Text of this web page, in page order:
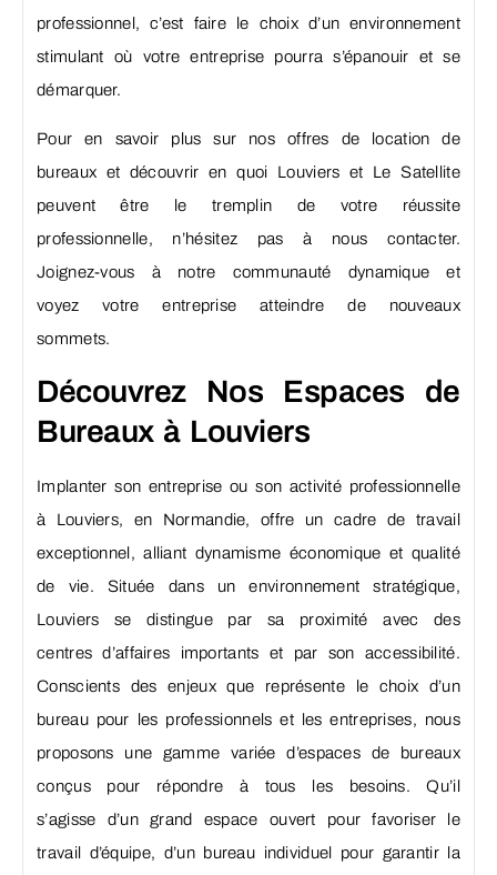
professionnel, c’est faire le choix d’un environnement
stimulant où votre entreprise pourra s’épanouir et se
démarquer.
Pour en savoir plus sur nos offres de location de
bureaux et découvrir en quoi Louviers et Le Satellite
peuvent être le tremplin de votre réussite
professionnelle, n’hésitez pas à nous contacter.
Joignez-vous à notre communauté dynamique et
voyez votre entreprise atteindre de nouveaux
sommets.
Découvrez Nos Espaces de
Bureaux à Louviers
Implanter son entreprise ou son activité professionnelle
à Louviers, en Normandie, offre un cadre de travail
exceptionnel, alliant dynamisme économique et qualité
de vie. Située dans un environnement stratégique,
Louviers se distingue par sa proximité avec des
centres d’affaires importants et par son accessibilité.
Conscients des enjeux que représente le choix d’un
bureau pour les professionnels et les entreprises, nous
proposons une gamme variée d’espaces de bureaux
conçus pour répondre à tous les besoins. Qu’il
s’agisse d’un grand espace ouvert pour favoriser le
travail d’équipe, d’un bureau individuel pour garantir la